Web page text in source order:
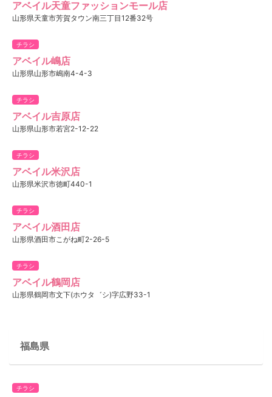
アベイル天童ファッションモール店
山形県天童市芳賀タウン南三丁目12番32号
チラシ
アベイル嶋店
山形県山形市嶋南4-4-3
チラシ
アベイル吉原店
山形県山形市若宮2-12-22
チラシ
アベイル米沢店
山形県米沢市徳町440-1
チラシ
アベイル酒田店
山形県酒田市こがね町2-26-5
チラシ
アベイル鶴岡店
山形県鶴岡市文下(ホウタ゛シ)字広野33-1
福島県
チラシ